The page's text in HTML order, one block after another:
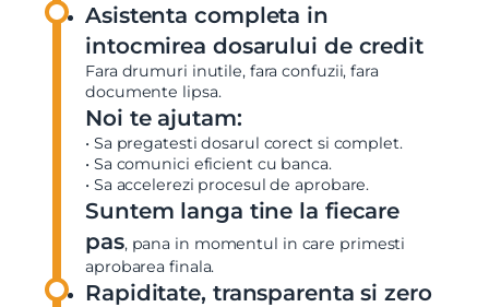
Asistenta completa in
intocmirea dosarului de credit
Fara drumuri inutile, fara confuzii, fara
documente lipsa.
Noi te ajutam:
• Sa pregatesti dosarul corect si complet.
• Sa comunici eficient cu banca.
• Sa accelerezi procesul de aprobare.
Suntem langa tine la fiecare
pas, pana in momentul in care primesti
aprobarea finala.
Rapiditate, transparenta si zero